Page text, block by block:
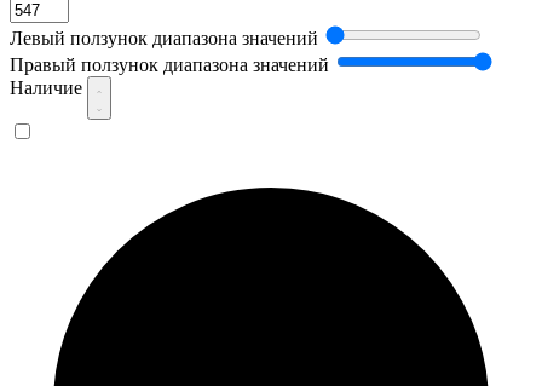
Левый ползунок диапазона значений
Правый ползунок диапазона значений
Наличие